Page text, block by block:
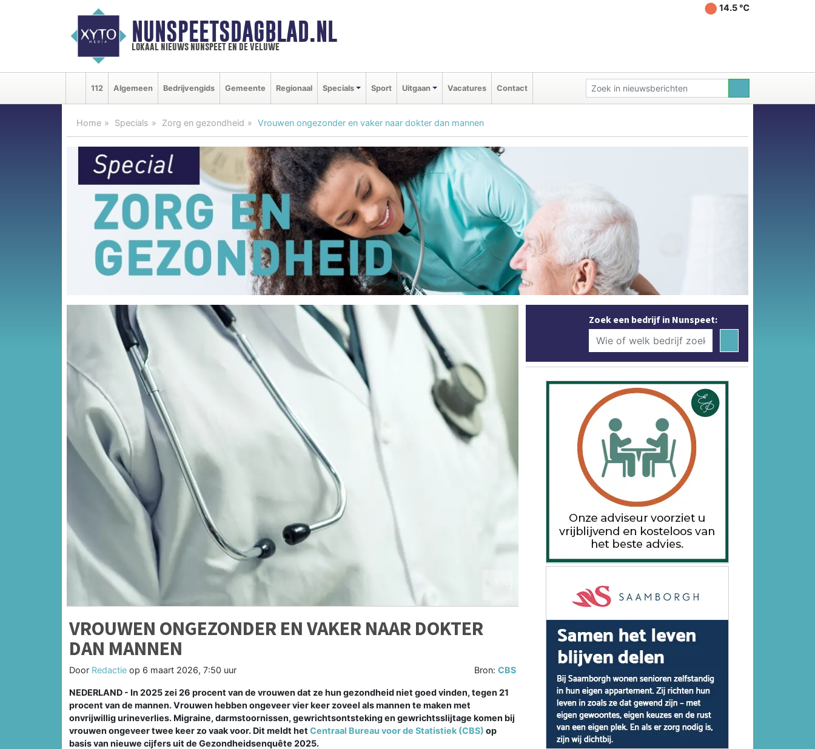
NUNSPEETSDAGBLAD.NL
lokaal nieuws nunspeet en de veluwe
14.5 ℃
112 Algemeen Bedrijvengids Gemeente Regionaal Specials Sport Uitgaan Vacatures Contact
Home Specials Zorg en gezondheid Vrouwen ongezonder en vaker naar dokter dan mannen
VROUWEN ONGEZONDER EN VAKER NAAR DOKTER
DAN MANNEN
Door Redactie op 6 maart 2026, 7:50 uur Bron:CBS
NEDERLAND - In 2025 zei 26 procent van de vrouwen dat ze hun gezondheid niet goed vinden, tegen 21
procent van de mannen. Vrouwen hebben ongeveer vier keer zoveel als mannen te maken met
onvrijwillig urineverlies. Migraine, darmstoornissen, gewrichtsontsteking en gewrichtsslijtage komen bij
vrouwen ongeveer twee keer zo vaak voor. Dit meldt het Centraal Bureau voor de Statistiek (CBS) op
basis van nieuwe cijfers uit de Gezondheidsenquête 2025.
Zoek een bedrijf in Nunspeet: